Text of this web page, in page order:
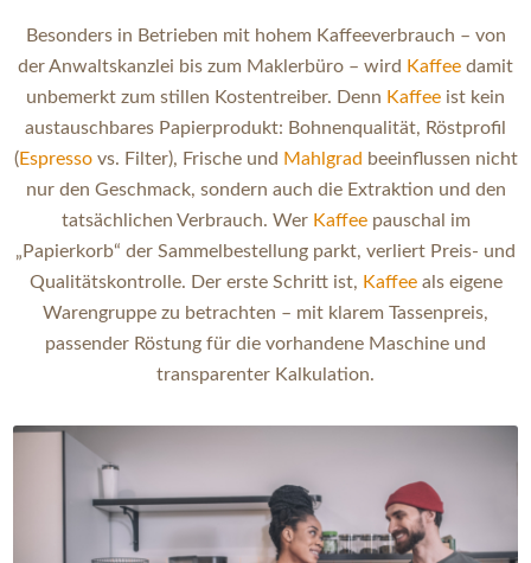
Besonders in Betrieben mit hohem Kaffeeverbrauch – von
der Anwaltskanzlei bis zum Maklerbüro – wird Kaffee damit
unbemerkt zum stillen Kostentreiber. Denn Kaffee ist kein
austauschbares Papierprodukt: Bohnenqualität, Röstprofil
(Espressovs. Filter), Frische und Mahlgrad beeinflussen nicht
nur den Geschmack, sondern auch die Extraktion und den
tatsächlichen Verbrauch. Wer Kaffeepauschal im
„Papierkorb“ der Sammelbestellung parkt, verliert Preis- und
Qualitätskontrolle. Der erste Schritt ist, Kaffeeals eigene
Warengruppe zu betrachten – mit klarem Tassenpreis,
passender Röstung für die vorhandene Maschine und
transparenter Kalkulation.